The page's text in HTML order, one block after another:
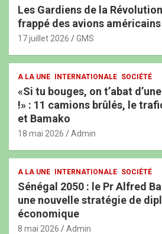
Les Gardiens de la
frappé des avions
17 juillet 2026 GMS
A LA UNE INTERNATIONALE SOCIÉTÉ
«Si tu bouges, on t’abat
!» : 11 camions brûlés, le
et Bamako
18 mai 2026 Admin
A LA UNE INTERNATIONALE SOCIÉTÉ
Sénégal 2050 : le Pr Alfred
une nouvelle stratégie de
économique
8 mai 2026 Admin